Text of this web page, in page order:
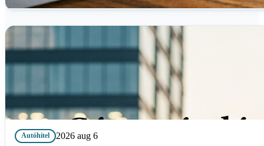
Autóhitel 2026 aug 6